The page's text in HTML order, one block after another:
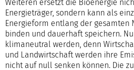
Weiteren ersetzt die Bioenergie
Energieträger, sondern kann als
Energieform entlang der gesamten
binden und dauerhaft speichern.
klimaneutral werden, denn
und Landwirtschaft werden ihre
nicht auf null senken können. Die